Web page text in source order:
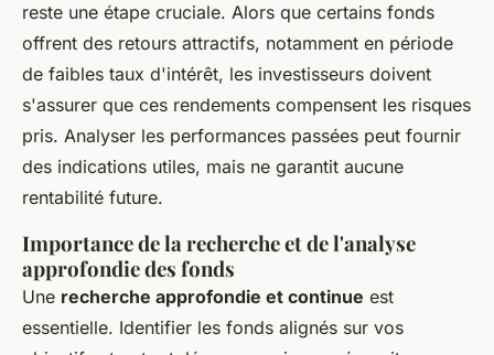
reste une étape cruciale. Alors que certains fonds
offrent des retours attractifs, notamment en période
de faibles taux d'intérêt, les investisseurs doivent
s'assurer que ces rendements compensent les risques
pris. Analyser les performances passées peut fournir
des indications utiles, mais ne garantit aucune
rentabilité future.
Importance de la recherche et de l'analyse
approfondie des fonds
Une recherche approfondie et continue est
essentielle. Identifier les fonds alignés sur vos